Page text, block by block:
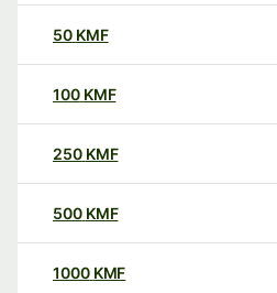
50 KMF
100 KMF
250 KMF
500 KMF
1000 KMF